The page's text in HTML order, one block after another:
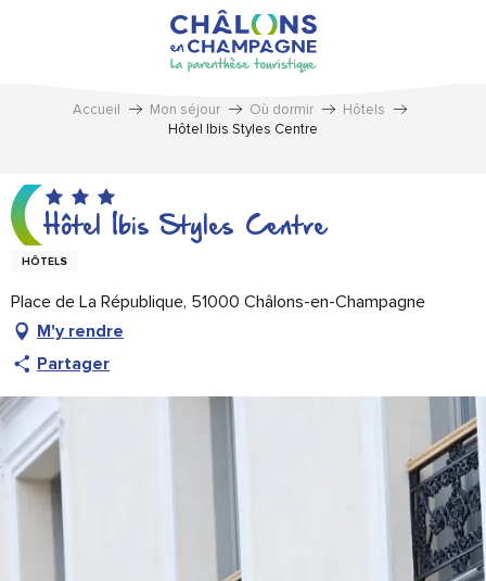
Accueil Mon séjour Où dormir
Hôtels
Hôtel Ibis Styles Centre
Hôtel Ibis Styles Centre
HÔTELS
Place de La République, 51000 Châlons-en-Champagne
M'y rendre
Partager